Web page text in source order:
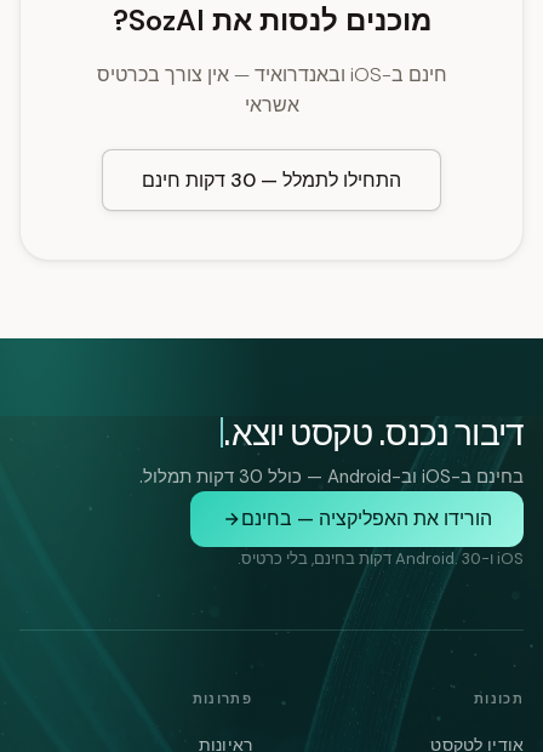
מוכנים לנסות את SozAI?
חינם ב-iOS ובאנדרואיד — אין צורך בכרטיס
אשראי
התחילו לתמלל — 30 דקות חינם
דיבור נכנס. טקסט יוצא.
בחינם ב-iOS וב-Android — כולל 30 דקות תמלול.
הורידו את האפליקציה — בחינם
iOS ו-Android. 30 דקות בחינם, בלי כרטיס.
תכונות
אודיו לטקסט
פתרונות
ראיונות